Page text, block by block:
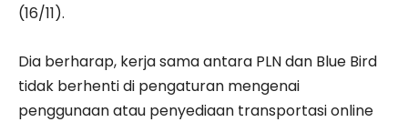
(16/11).
Dia berharap, kerja sama antara PLN dan Blue Bird
tidak berhenti di pengaturan mengenai
penggunaan atau penyediaan transportasi online